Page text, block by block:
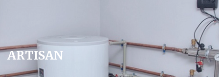
ARTISAN